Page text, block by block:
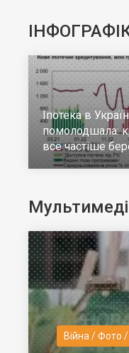
Іпотека в
помолодшала:
все частіше
молодь до 30
Війна / Фото